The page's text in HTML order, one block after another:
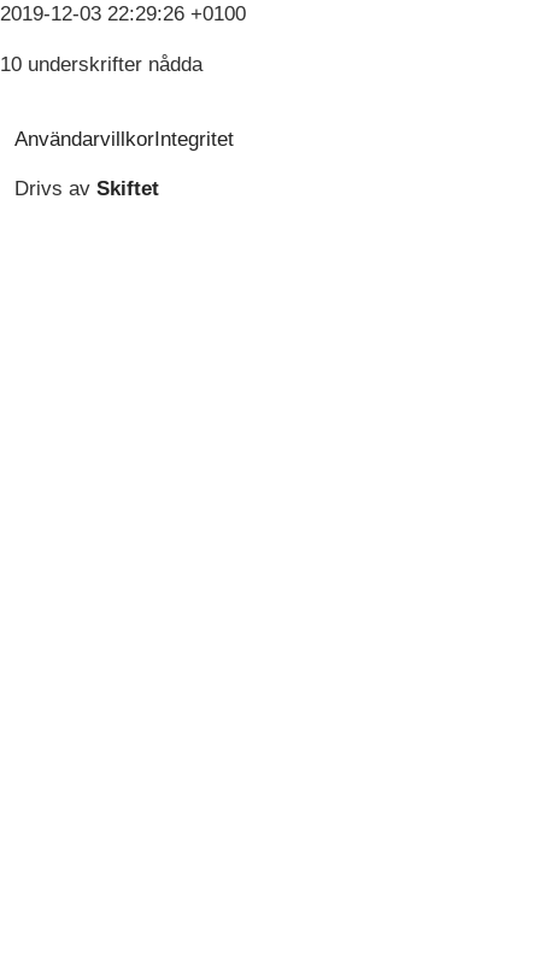
2019-12-03 22:29:26 +0100
10 underskrifter nådda
AnvändarvillkorIntegritet
Drivs av Skiftet